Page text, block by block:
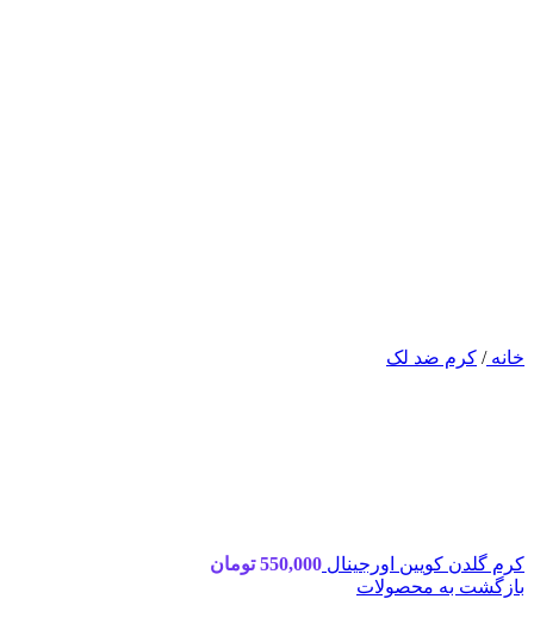
خانه/ کرم ضد لک
کرم گلدن کویین اورجینال 550,000 تومان
بازگشت به محصولات